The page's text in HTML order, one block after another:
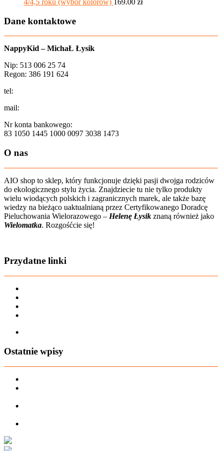
Dane kontaktowe
NappyKid – MichaŁ Łysik
Nip: 513 006 25 74
Regon: 386 191 624
tel:
mail:
Nr konta bankowego:
83 1050 1445 1000 0097 3038 1473
O nas
AIO shop to sklep, który funkcjonuje dzięki pasji dwojga rodziców
do ekologicznego stylu życia. Znajdziecie tu nie tylko produkty
wielu wiodących polskich i zagranicznych marek, ale także bazę
wiedzy na bieżąco uaktualnianą przez Certyfikowanego Doradcę
Pieluchowania Wielorazowego – Helenę Łysik znaną również jako
Wielomatka. Rozgośćcie się!
Przydatne linki
Ostatnie wpisy